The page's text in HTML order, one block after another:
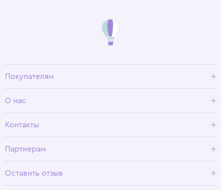
Покупателям
Условия возврата
О нас
Программа лояльности
Контакты
Партнерам
Оставить отзыв